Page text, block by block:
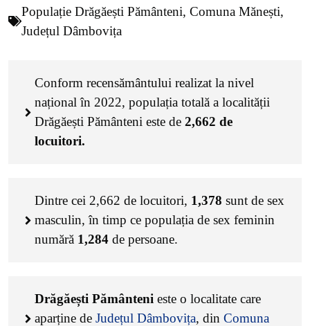
Populație Drăgăești Pământeni, Comuna Mănești,
Județul Dâmbovița
Conform recensământului realizat la nivel
național în 2022, populația totală a localității
Drăgăești Pământeni este de 2,662 de
locuitori.
Dintre cei 2,662 de locuitori, 1,378 sunt de sex
masculin, în timp ce populația de sex feminin
numără 1,284 de persoane.
Drăgăești Pământeni este o localitate care
aparține de Județul Dâmbovița, din Comuna